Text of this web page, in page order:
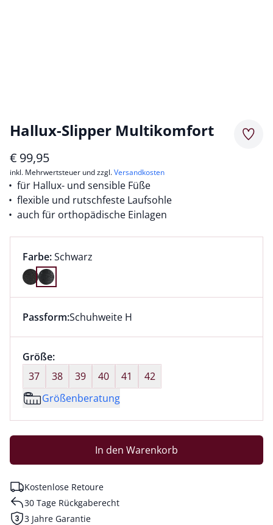
Hallux-Slipper Multikomfort
€ 99,95
inkl. Mehrwertsteuer und zzgl.Versandkosten
für Hallux- und sensible Füße
flexible und rutschfeste Laufsohle
auch für orthopädische Einlagen
Farbauswahl:
Farbe:aktuell ausgewählt:
Schwarz
Farbe Schwarz ausgewählt
Dieser Artikel hat die Passform Schuhweite H. für
Passform:Schuhweite H
Größenauswahl:
Größe:nichts ausgewählt
37
38 39 40 41
42
Größenberatung
In den Warenkorb
Kostenlose Retoure
30 Tage Rückgaberecht
3 Jahre Garantie